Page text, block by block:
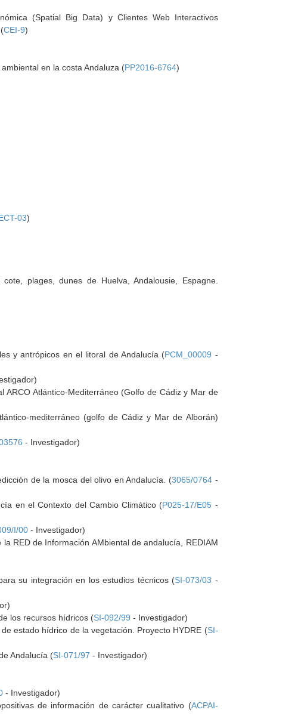
(Spatial Big Data) y Clientes Web Interactivos
CEI-9)
en la costa Andaluza (PP2016-6764)
03)
plages, dunes de Huelva, Andalousie, Espagne.
y antrópicos en el litoral de Andalucía (PCM_00009 -
ARCO Atlántico-Mediterráneo (Golfo de Cádiz y Mar de
mediterráneo (golfo de Cádiz y Mar de Alborán)
- Investigador)
de la mosca del olivo en Andalucía. (3065/0764-
en el Contexto del Cambio Climático (P025-17/E05 -
I/00 - Investigador)
RED de Información AMbiental de andalucía, REDIAM
su integración en los estudios técnicos (SI-073/03 -
los recursos hídricos (SI-092/99 - Investigador)
estado hídrico de la vegetación. Proyecto HYDRE (SI-
Andalucía (SI-071/97 - Investigador)
- Investigador)
de información de carácter cualitativo (ACPAI-